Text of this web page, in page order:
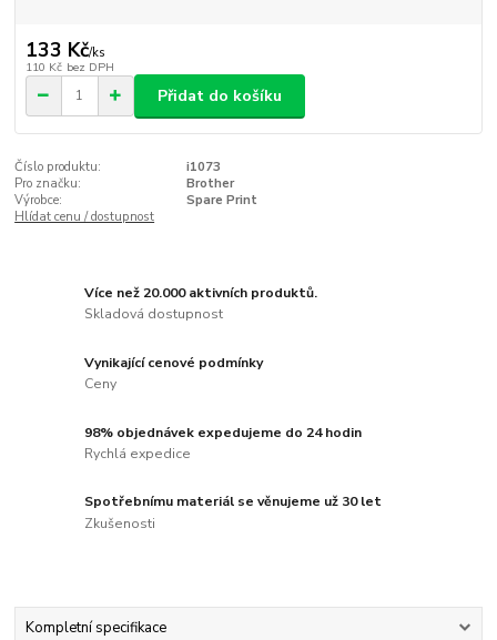
133 Kč/ks
110 Kč bez DPH
Přidat do košíku
Číslo produktu:
i1073
Pro značku:
Brother
Výrobce:
Spare Print
Hlídat cenu / dostupnost
Více než 20.000 aktivních produktů.
Skladová dostupnost
Vynikající cenové podmínky
Ceny
98% objednávek expedujeme do 24 hodin
Rychlá expedice
Spotřebnímu materiál se věnujeme už 30 let
Zkušenosti
Kompletní specifikace